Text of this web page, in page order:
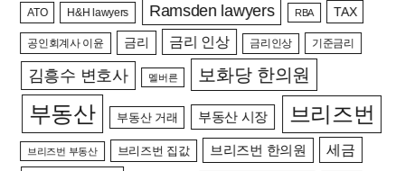
ATO H&H lawyers Ramsden lawyers RBA TAX
공인회계사 이윤 금리 금리 인상 금리인상 기준금리
김흥수 변호사 멜버른 보화당 한의원
부동산 부동산 거래 부동산 시장 브리즈번
브리즈번 부동산 브리즈번 집값 브리즈번 한의원 세금